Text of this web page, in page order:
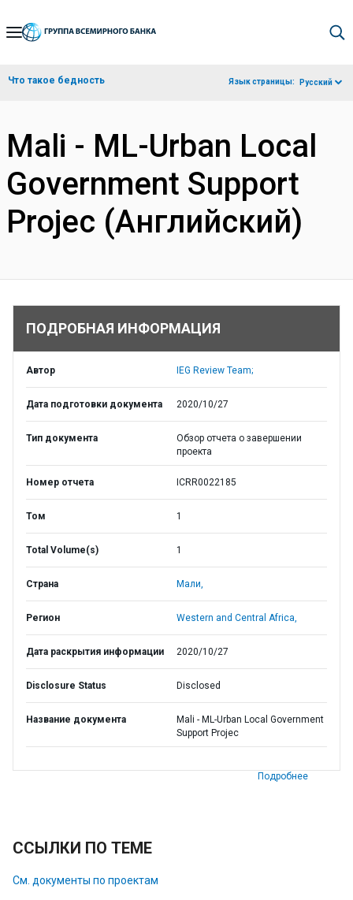
Skip
Navigation
Что такое бедность Язык страницы: Русский
Mali - ML-Urban Local
Government Support
Projec (Английский)
ПОДРОБНАЯ ИНФОРМАЦИЯ
Автор IEG Review Team;
Дата подготовки документа 2020/10/27
Тип документа
Обзор отчета о завершении
проекта
Номер отчета ICRR0022185
Том 1
Total Volume(s) 1
Страна Мали,
Регион Western and Central Africa,
Дата раскрытия информации 2020/10/27
Disclosure Status Disclosed
Название документа
Mali - ML-Urban Local Government
Support Projec
Подробнее
ССЫЛКИ ПО ТЕМЕ
См. документы по проектам